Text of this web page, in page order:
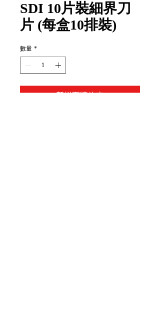
SDI 10片裝細界刀
片 (每盒10排裝)
數量 *
新增至購物車